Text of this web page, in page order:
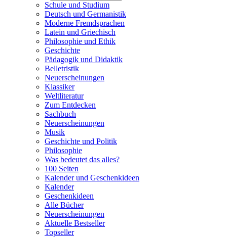
Schule und Studium
Deutsch und Germanistik
Moderne Fremdsprachen
Latein und Griechisch
Philosophie und Ethik
Geschichte
Pädagogik und Didaktik
Belletristik
Neuerscheinungen
Klassiker
Weltliteratur
Zum Entdecken
Sachbuch
Neuerscheinungen
Musik
Geschichte und Politik
Philosophie
Was bedeutet das alles?
100 Seiten
Kalender und Geschenkideen
Kalender
Geschenkideen
Alle Bücher
Neuerscheinungen
Aktuelle Bestseller
Topseller